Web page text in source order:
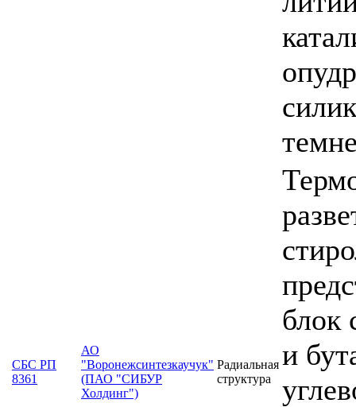
СБС РП
8361
АО
"Воронежсинтезкаучук"
(ПАО "СИБУР
Холдинг")
Радиальная
структура
блок
и